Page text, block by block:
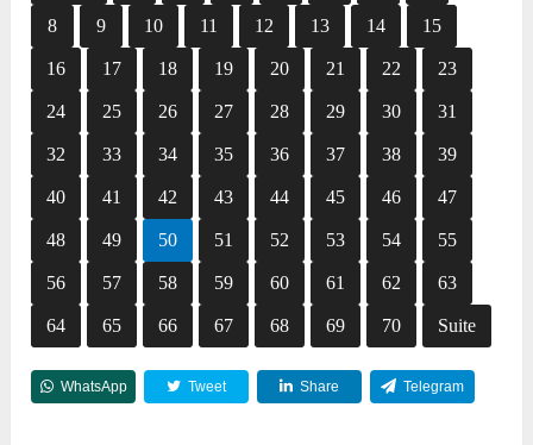
8 9 10 11 12 13 14 15
16 17 18 19 20 21 22 23
24 25 26 27 28 29 30 31
32 33 34 35 36 37 38 39
40 41 42 43 44 45 46 47
48 49 50 51 52 53 54 55
56 57 58 59 60 61 62 63
64 65 66 67 68 69 70 Suite
WhatsApp Tweet Share Telegram